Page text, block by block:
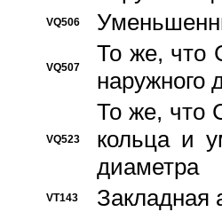
VQ506
VQ507
То же, что
наружного
VQ523
То же, что
кольца и
диаметра
VT143 Закладная